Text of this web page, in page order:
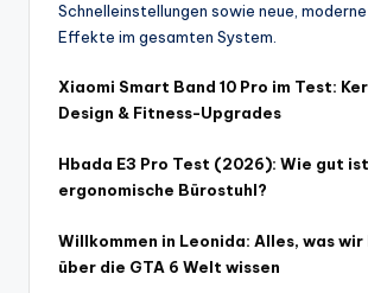
Schnelleinstellungen sowie neue,
Effekte im gesamten System.
Xiaomi Smart Band 10 Pro im Test:
Design & Fitness-Upgrades
Hbada E3 Pro Test (2026): Wie gut
ergonomische Bürostuhl?
Willkommen in Leonida: Alles, was wir
über die GTA 6 Welt wissen